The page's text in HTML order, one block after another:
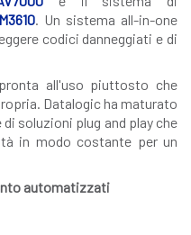
. Un sistema all-in-one
codici danneggiati e di
all'uso piuttosto che
Datalogic ha maturato
soluzioni plug and play che
in modo costante per un
automatizzati